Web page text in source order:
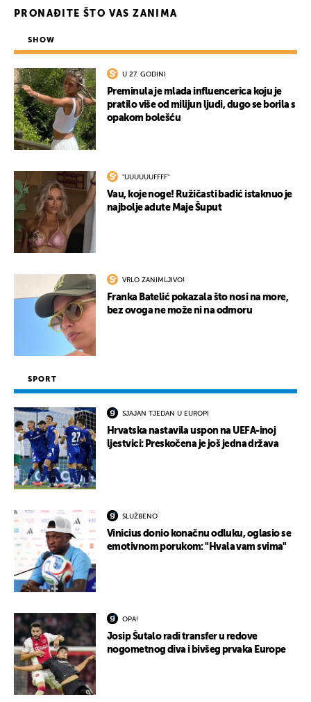
PRONAĐITE ŠTO VAS ZANIMA
SHOW
U 27. GODINI
Preminula je mlada influencerica koju je
pratilo više od milijun ljudi, dugo se borila s
opakom bolešću
"UUUUUUFFFF"
Vau, koje noge! Ružičasti badić istaknuo je
najbolje adute Maje Šuput
VRLO ZANIMLJIVO!
Franka Batelić pokazala što nosi na more,
bez ovoga ne može ni na odmoru
SPORT
SJAJAN TJEDAN U EUROPI
Hrvatska nastavila uspon na UEFA-inoj
ljestvici: Preskočena je još jedna država
SLUŽBENO
Vinicius donio konačnu odluku, oglasio se
emotivnom porukom: "Hvala vam svima"
OPA!
Josip Šutalo radi transfer u redove
nogometnog diva i bivšeg prvaka Europe